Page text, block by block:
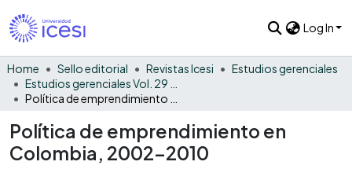
Log In
Home Sello editorial Revistas Icesi
Estudios gerenciales
Política de emprendimiento en
Colombia, 2002-2010